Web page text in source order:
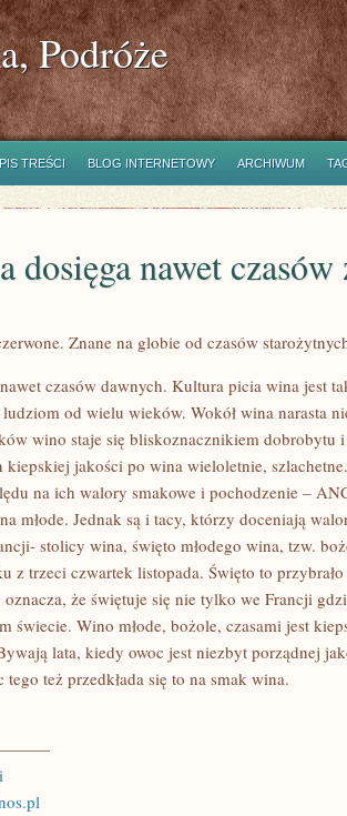
Podróże
TREŚCI BLOG INTERNETOWY ARCHIWUM
dosięga nawet czasów
Znane na globie od czasów
czasów dawnych. Kultura picia wina jest
od wielu wieków. Wokół wina narasta
wino staje się bliskoznacznikiem dobrobytu
kiepskiej jakości po wina wieloletnie,
na ich walory smakowe i pochodzenie –
młode. Jednak są i tacy, którzy doceniają
stolicy wina, święto młodego wina, tzw.
z trzeci czwartek listopada. Święto to
że świętuje się nie tylko we Francji
świecie. Wino młode, bożole, czasami jest
lata, kiedy owoc jest niezbyt porządnej
tego też przedkłada się to na smak wina.